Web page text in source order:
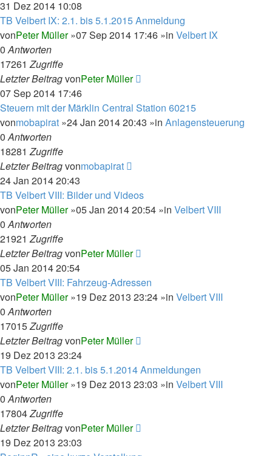
31 Dez 2014 10:08
TB Velbert IX: 2.1. bis 5.1.2015 Anmeldung
vonPeter Müller»07 Sep 2014 17:46 »in Velbert IX
0Antworten
17261Zugriffe
Letzter BeitragvonPeter Müller
07 Sep 2014 17:46
Steuern mit der Märklin Central Station 60215
vonmobapirat »24 Jan 2014 20:43 »in Anlagensteuerung
0Antworten
18281Zugriffe
Letzter Beitragvonmobapirat
24 Jan 2014 20:43
TB Velbert VIII: Bilder und Videos
vonPeter Müller»05 Jan 2014 20:54 »in Velbert VIII
0Antworten
21921Zugriffe
Letzter BeitragvonPeter Müller
05 Jan 2014 20:54
TB Velbert VIII: Fahrzeug-Adressen
vonPeter Müller»19 Dez 2013 23:24 »in Velbert VIII
0Antworten
17015Zugriffe
Letzter BeitragvonPeter Müller
19 Dez 2013 23:24
TB Velbert VIII: 2.1. bis 5.1.2014 Anmeldungen
vonPeter Müller»19 Dez 2013 23:03 »in Velbert VIII
0Antworten
17804Zugriffe
Letzter BeitragvonPeter Müller
19 Dez 2013 23:03